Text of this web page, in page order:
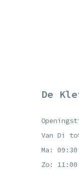
De
Van Di
Ma:
Zo: